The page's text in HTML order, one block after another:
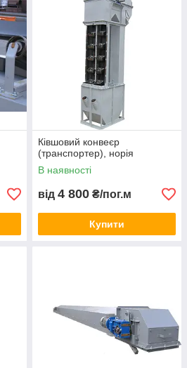
(шнекові)
сипких, дрібнокускових
обладнання будь-якої
індивідуальні потреби.
Ківшовий конвеєр
(транспортер), норія
В наявності
від 4 800 ₴/пог.м
Купити